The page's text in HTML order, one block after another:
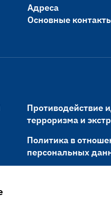
Адреса
Основные
Противодействие
терроризма и
Политика в
персональных